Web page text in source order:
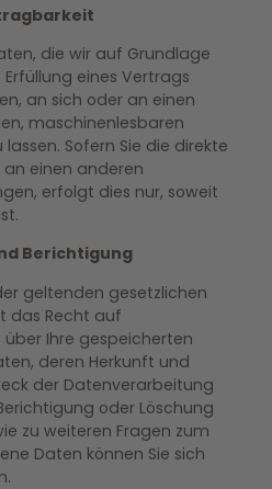
die wir auf Grundlage
eines Vertrags
an sich oder an einen
maschinenlesbaren
Sofern Sie die direkte
einen anderen
erfolgt dies nur, soweit
Berichtigung
geltenden gesetzlichen
das Recht auf
Ihre gespeicherten
deren Herkunft und
der Datenverarbeitung
oder Löschung
zu weiteren Fragen zum
Daten können Sie sich